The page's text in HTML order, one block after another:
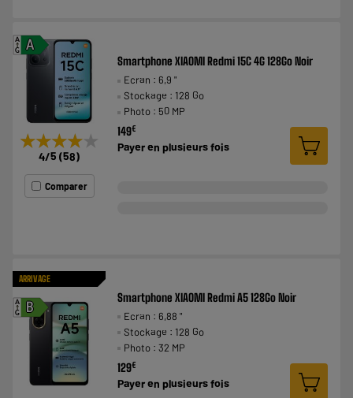
A
A
G
★★★★★
★★★★★
4/5 (58)
Comparer
Smartphone XIAOMI Redmi 15C 4G 128Go Noir
Ecran : 6,9 "
Stockage : 128 Go
Photo : 50 MP
149€
Payer en plusieurs fois
ARRIVAGE
B
A
G
Smartphone XIAOMI Redmi A5 128Go Noir
Ecran : 6,88 "
Stockage : 128 Go
Photo : 32 MP
129€
Payer en plusieurs fois